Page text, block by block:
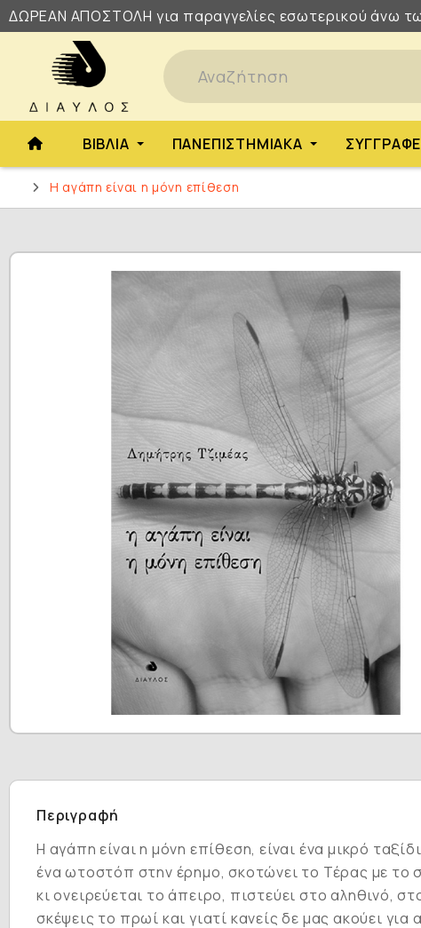
ΔΩΡΕΑΝ ΑΠΟΣΤΟΛΗ για παραγγελίες εσωτερικού άνω
ΒΙΒΛΊΑ ΠΑΝΕΠΙΣΤΗΜΙΑΚΆ
Η αγάπη είναι η μόνη επίθεση
Περιγραφή
Η αγάπη είναι η μόνη επίθεση, είναι ένα μικρό
ένα ωτοστόπ στην έρημο, σκοτώνει το Τέρας με το
κι ονειρεύεται το άπειρο, πιστεύει στο αληθινό,
σκέψεις το πρωί και γιατί κανείς δε μας ακούει για